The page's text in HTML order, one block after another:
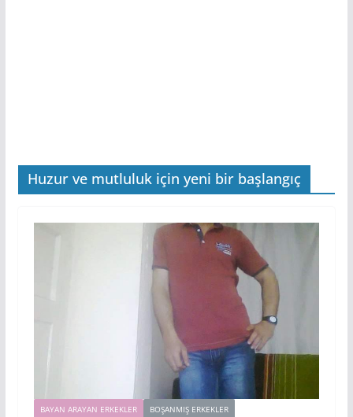
Huzur ve mutluluk için yeni bir başlangıç
BAYAN ARAYAN ERKEKLER
BOŞANMIŞ ERKEKLER